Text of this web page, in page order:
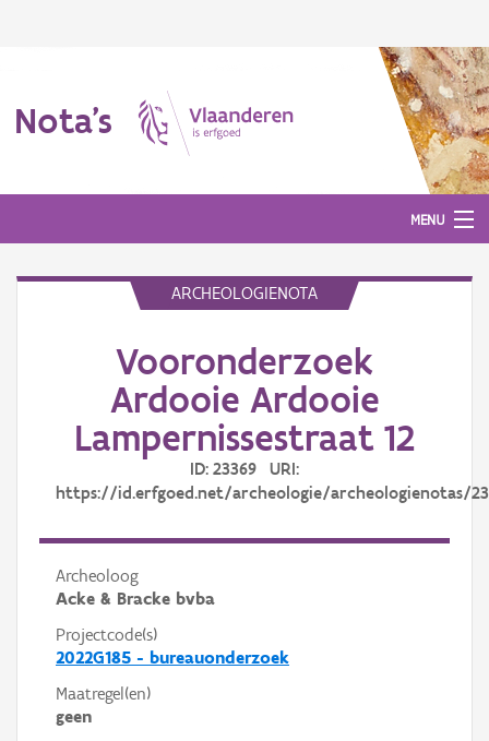
Nota's
MENU
ARCHEOLOGIENOTA
Vooronderzoek
Ardooie Ardooie
Lampernissestraat 12
ID: 23369 URI:
https://id.erfgoed.net/archeologie/archeologienotas/
Archeoloog
Acke & Bracke bvba
Projectcode(s)
2022G185 - bureauonderzoek
Maatregel(en)
geen